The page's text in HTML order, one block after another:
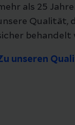
als 25
Qualität,
behandelt
unseren